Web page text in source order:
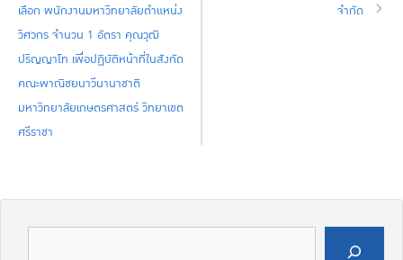
เลือก พนักงานมหาวิทยาลัยตำแหน่ง
วิศวกร จำนวน 1 อัตรา คุณวุฒิ
ปริญญาโท เพื่อปฏิบัติหน้าที่ในสังกัด
คณะพาณิชยนาวีนานาชาติ
มหาวิทยาลัยเกษตรศาสตร์ วิทยาเขต
ศรีราชา
จำกัด